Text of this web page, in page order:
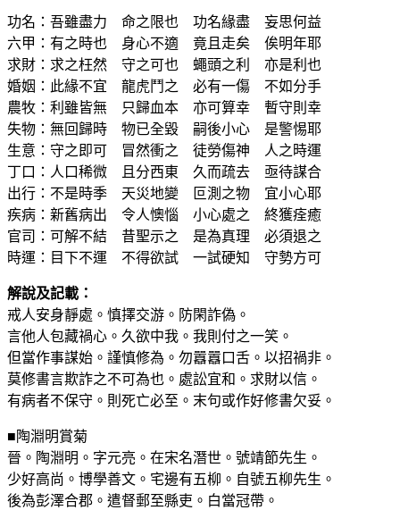
功名：吾雖盡力 命之限也 功名緣盡 妄思何益
六甲：有之時也 身心不適 竟且走矣 俟明年耶
求財：求之枉然 守之可也 蠅頭之利 亦是利也
婚姻：此緣不宜 龍虎鬥之 必有一傷 不如分手
農牧：利雖皆無 只歸血本 亦可算幸 暫守則幸
失物：無回歸時 物已全毀 嗣後小心 是警惕耶
生意：守之即可 冒然衝之 徒勞傷神 人之時運
丁口：人口稀微 且分西東 久而疏去 亟待謀合
出行：不是時季 天災地變 叵測之物 宜小心耶
疾病：新舊病出 令人懊惱 小心處之 終獲痊癒
官司：可解不結 昔聖示之 是為真理 必須退之
時運：目下不運 不得欲試 一試硬知 守勢方可
解說及記載：
戒人安身靜處。慎擇交游。防閑詐偽。
言他人包藏禍心。久欲中我。我則付之一笑。
但當作事謀始。謹慎修為。勿囂囂口舌。以招禍非。
莫修書言欺詐之不可為也。處訟宜和。求財以信。
有病者不保守。則死亡必至。末句或作好修書欠妥。
■陶淵明賞菊
晉。陶淵明。字元亮。在宋名潛世。號靖節先生。
少好高尚。博學善文。宅邊有五柳。自號五柳先生。
後為彭澤合郡。遣督郵至縣吏。白當冠帶。